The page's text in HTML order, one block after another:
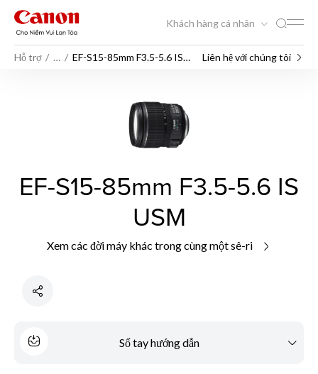
Khách hàng cá nhân
Hỗ trợ …
EF-S15-85mm F3.5-5.6 IS
Liên hệ với chúng tôi
EF-S15-85mm F3.5-5.6 IS
USM
Xem các đời máy khác trong cùng một sê-ri
Sổ tay hướng dẫn